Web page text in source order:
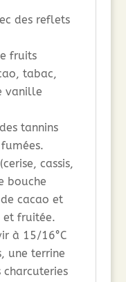
des reflets
fruits
tabac,
vanille
tannins
cassis,
bouche
cacao et
et fruitée.
à 15/16°C
une terrine